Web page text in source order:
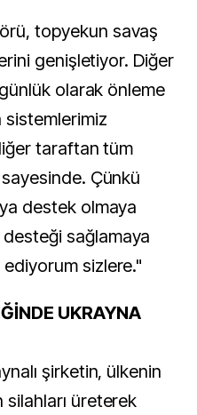
topyekun savaş
genişletiyor. Diğer
olarak önleme
sistemlerimiz
taraftan tüm
Çünkü
destek olmaya
sağlamaya
sizlere."
UKRAYNA
şirketin, ülkenin
üreterek